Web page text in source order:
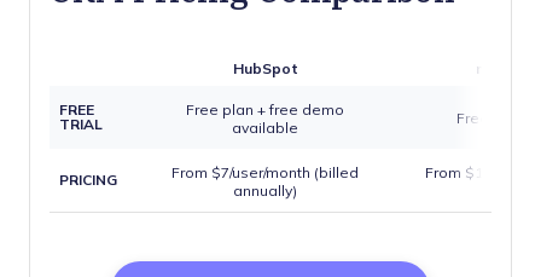
HubSpot monday
FREE
TRIAL
Free plan + free demo
available
Free trial
PRICING
From $7/user/month (billed
annually)
From $12/user/